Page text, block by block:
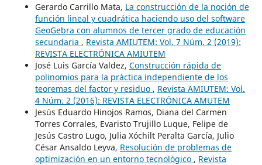
Gerardo Carrillo Mata, La construcción de la noción de
función lineal y cuadrática haciendo uso del software
GeoGebra con alumnos de tercer grado de educación
secundaria , Revista AMIUTEM: Vol. 7 Núm. 2 (2019):
REVISTA ELECTRÓNICA AMIUTEM
José Luis García Valdez, Construcción rápida de
polinomios para la práctica independiente de los
teoremas del factor y residuo , Revista AMIUTEM: Vol.
4 Núm. 2 (2016): REVISTA ELECTRÓNICA AMUTEM
Jesús Eduardo Hinojos Ramos, Diana del Carmen
Torres Corrales, Evaristo Trujillo Luque, Felipe de
Jesús Castro Lugo, Julia Xóchilt Peralta García, Julio
César Ansaldo Leyva, Resolución de problemas de
optimización en un entorno tecnológico , Revista